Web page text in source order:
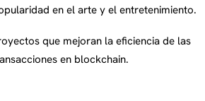
en el arte y el entretenimiento.
que mejoran la eficiencia de las
en blockchain.